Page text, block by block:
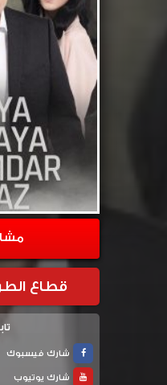
قطاع
شارك فيسبوك
شارك يوتيوب